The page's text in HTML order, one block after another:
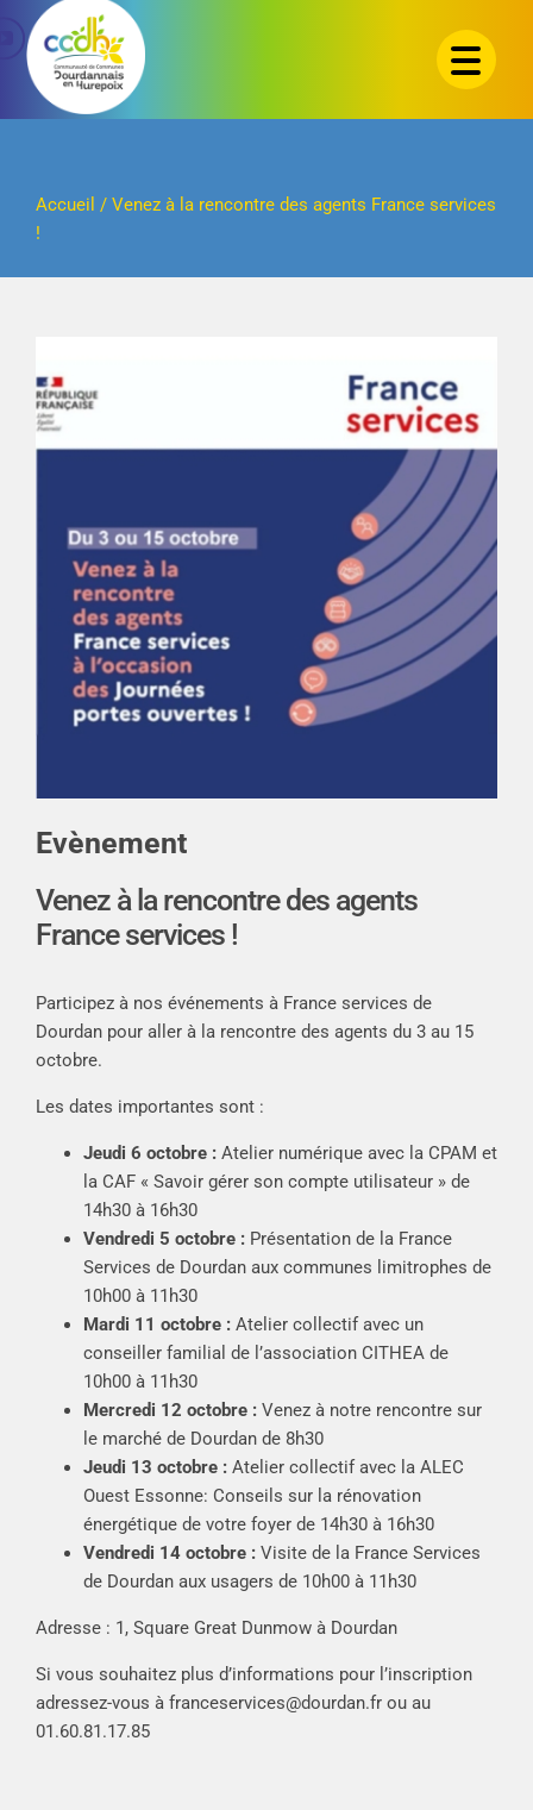
Passer
contenu
Accueil / Venez à la rencontre des agents France services
!
Evènement
Venez à la rencontre des agents
France services !
Participez à nos événements à France services de
Dourdan pour aller à la rencontre des agents du 3 au 15
octobre.
Les dates importantes sont :
Jeudi 6 octobre : Atelier numérique avec la CPAM et
la CAF « Savoir gérer son compte utilisateur » de
14h30 à 16h30
Vendredi 5 octobre : Présentation de la France
Services de Dourdan aux communes limitrophes de
10h00 à 11h30
Mardi 11 octobre : Atelier collectif avec un
conseiller familial de l’association CITHEA de
10h00 à 11h30
Mercredi 12 octobre : Venez à notre rencontre sur
le marché de Dourdan de 8h30
Jeudi 13 octobre : Atelier collectif avec la ALEC
Ouest Essonne: Conseils sur la rénovation
énergétique de votre foyer de 14h30 à 16h30
Vendredi 14 octobre : Visite de la France Services
de Dourdan aux usagers de 10h00 à 11h30
Adresse : 1, Square Great Dunmow à Dourdan
Si vous souhaitez plus d’informations pour l’inscription
adressez-vous à franceservices@dourdan.fr ou au
01.60.81.17.85